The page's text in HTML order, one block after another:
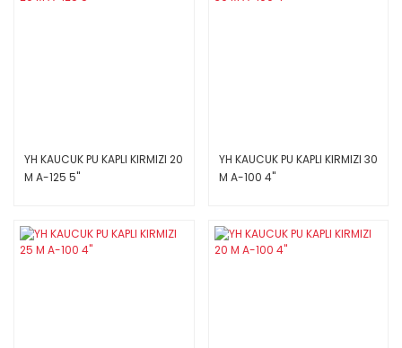
YH KAUCUK PU KAPLI KIRMIZI 20
M A-125 5''
YH KAUCUK PU KAPLI KIRMIZI 30
M A-100 4''